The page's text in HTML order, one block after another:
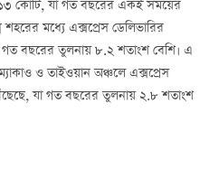
কোটি, যা গত বছরের একই সময়ের
মধ্যে এক্সপ্রেস ডেলিভারির
গত বছরের তুলনায় ৮.২ শতাংশ বেশি। এ
ও তাইওয়ান অঞ্চলে এক্সপ্রেস
যা গত বছরের তুলনায় ২.৮ শতাংশ